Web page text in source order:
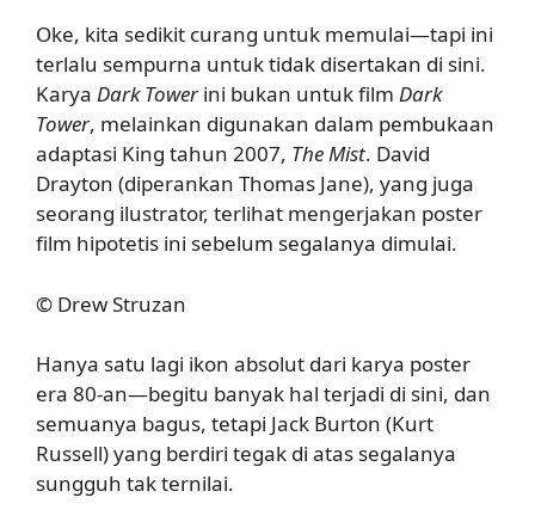
Oke, kita sedikit curang untuk memulai—tapi ini
terlalu sempurna untuk tidak disertakan di sini.
Karya Dark Towerini bukan untuk film Dark
Tower, melainkan digunakan dalam pembukaan
adaptasi King tahun 2007, The Mist. David
Drayton (diperankan Thomas Jane), yang juga
seorang ilustrator, terlihat mengerjakan poster
film hipotetis ini sebelum segalanya dimulai.
© Drew Struzan
Hanya satu lagi ikon absolut dari karya poster
era 80-an—begitu banyak hal terjadi di sini, dan
semuanya bagus, tetapi Jack Burton (Kurt
Russell) yang berdiri tegak di atas segalanya
sungguh tak ternilai.